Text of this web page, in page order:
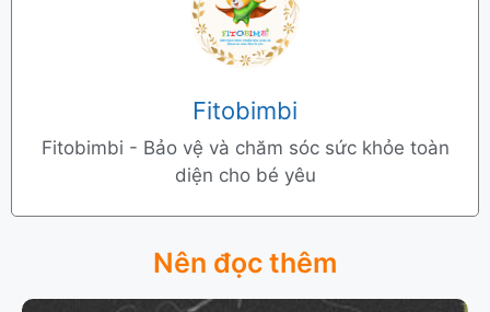
Fitobimbi
Fitobimbi - Bảo vệ và chăm sóc sức khỏe toàn
diện cho bé yêu
Nên đọc thêm